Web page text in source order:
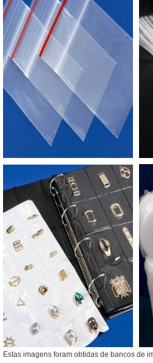
Estas imagens foram obtidas de bancos de